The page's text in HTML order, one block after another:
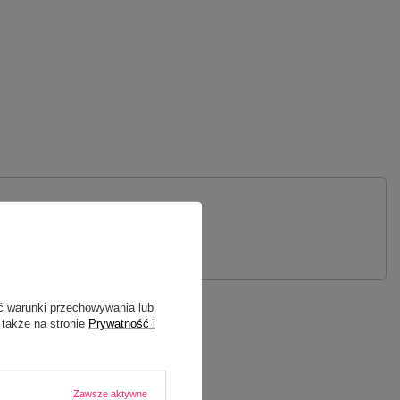
warunki przechowywania lub
na stronie Prywatność i
Zawsze aktywne